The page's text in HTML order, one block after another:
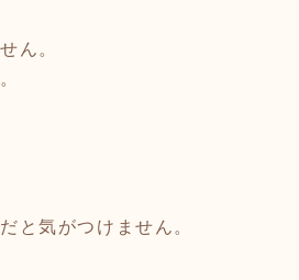
ん。
と気がつけません。